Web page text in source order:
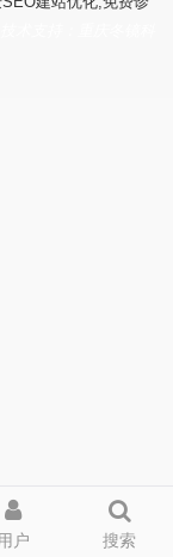
用户 搜索